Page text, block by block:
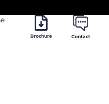
Brochure Contact